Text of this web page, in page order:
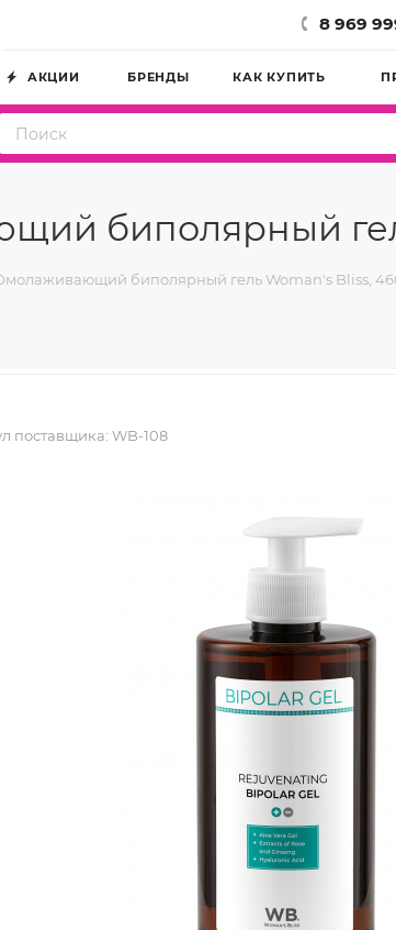
8 969
АКЦИИ БРЕНДЫ КАК КУПИТЬ
биполярный
биполярный гель Woman's Bliss,
поставщика: WB-108